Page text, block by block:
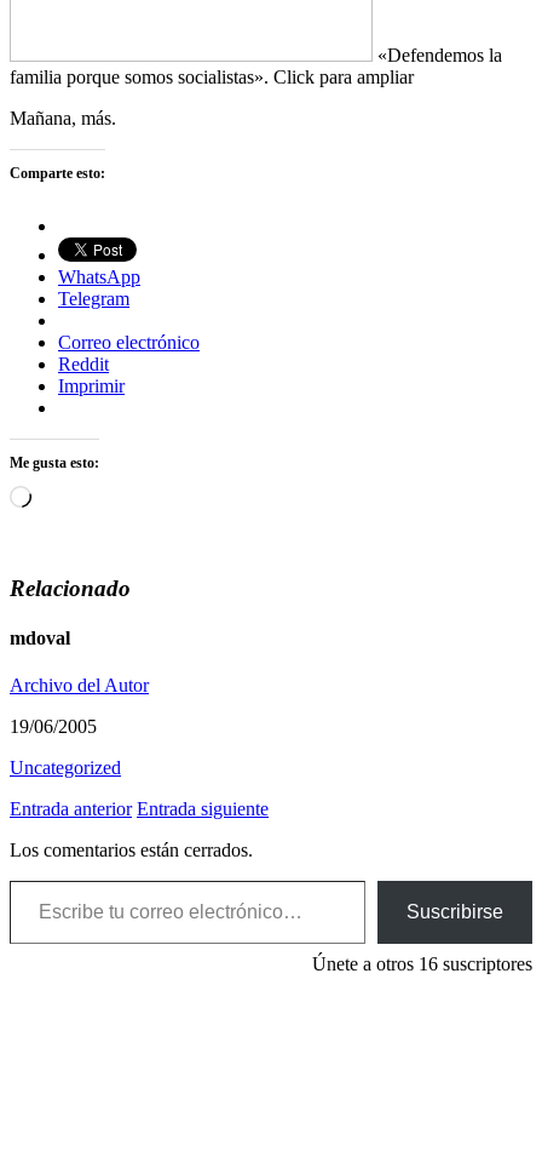
«Defendemos la
familia porque somos socialistas». Click para ampliar
Mañana, más.
Comparte esto:
WhatsApp
Telegram
Correo electrónico
Reddit
Imprimir
Me gusta esto:
Cargando...
Relacionado
mdoval
Archivo del Autor
19/06/2005
Uncategorized
Entrada anterior Entrada siguiente
Los comentarios están cerrados.
Escribe tu correo electrónico…
Suscribirse
Únete a otros 16 suscriptores